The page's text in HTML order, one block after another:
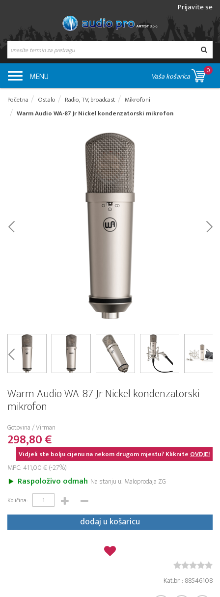
Prijavite se
MENU Vaša košarica
0
Početna Ostalo Radio, TV, broadcast
Mikrofoni
Warm Audio WA-87 Jr Nickel kondenzatorski mikrofon
Warm Audio WA-87 Jr Nickel kondenzatorski
mikrofon
Gotovina / Virman
298,80 €
Vidjeli ste bolju cijenu na nekom drugom mjestu? KlikniteOVDJE!
MPC: 411,00 € (-27%)
Raspoloživo odmah Na stanju u: Maloprodaja ZG
Količina:
dodaj u košaricu
Kat.br. : 88546108